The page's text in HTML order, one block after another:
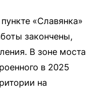
«Славянка»
закончены,
В зоне моста
в 2025
на